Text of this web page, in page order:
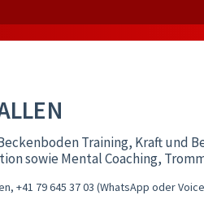
Training, Kraft und
sowie Mental Coaching,
, +41 79 645 37 03 (WhatsApp oder